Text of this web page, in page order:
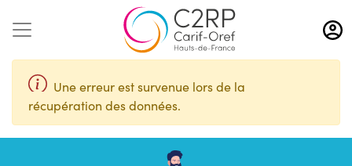
Aller
au
contenu
Une erreur est survenue lors de la
récupération des données.